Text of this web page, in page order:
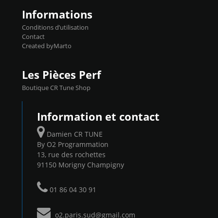
Informations
Conditions d’utilisation
Contact
Created byMarto
Les Pièces Perf
Boutique CR Tune Shop
Information et contact
Damien CR TUNE
By O2 Programmation
13, rue des rochettes
91150 Morigny Champigny
01 86 04 30 91
o2.paris.sud@gmail.com